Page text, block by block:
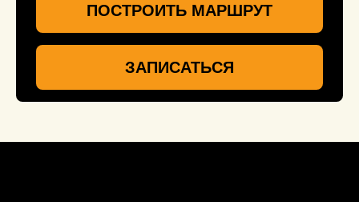
ПОСТРОИТЬ МАРШРУТ
ЗАПИСАТЬСЯ